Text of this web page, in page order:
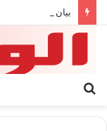
بيان الإتحاد الوطنى